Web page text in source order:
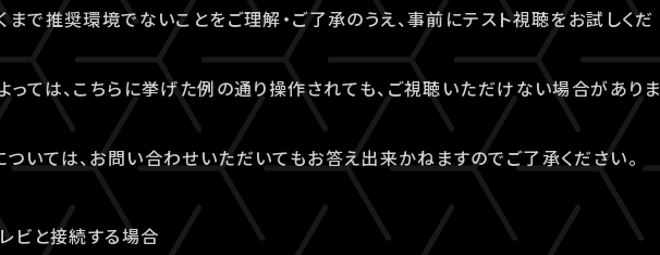
まで推奨環境でないことをご理解・ご了承のうえ、事前にテスト視聴をお試しくだ
っては、こちらに挙げた例の通り操作されても、ご視聴いただけない場合がありま
いては、お問い合わせいただいてもお答え出来かねますのでご了承ください。
ビと接続する場合